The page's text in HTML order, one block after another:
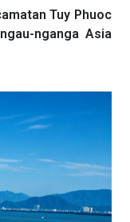
Tuy Phuoc
nganga Asia